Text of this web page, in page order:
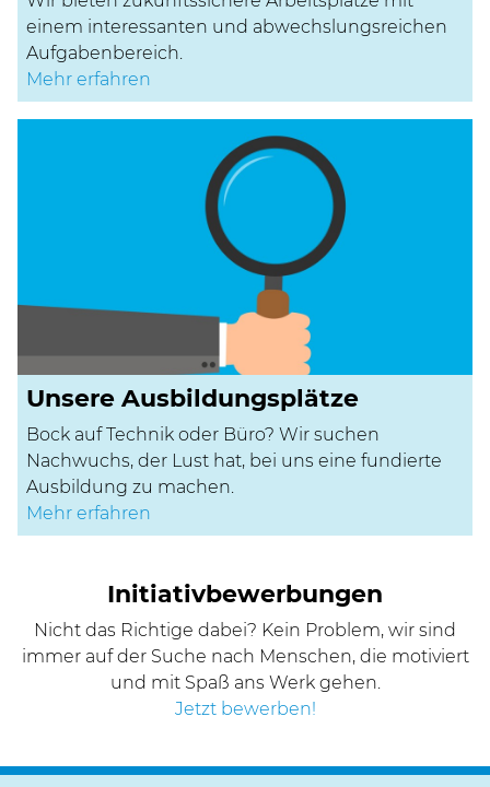
einem interessanten und abwechslungsreichen
Aufgabenbereich.
Mehr erfahren
Unsere Ausbildungsplätze
Bock auf Technik oder Büro? Wir suchen
Nachwuchs, der Lust hat, bei uns eine fundierte
Ausbildung zu machen.
Mehr erfahren
Initiativbewerbungen
Nicht das Richtige dabei? Kein Problem, wir sind
immer auf der Suche nach Menschen, die motiviert
und mit Spaß ans Werk gehen.
Jetzt bewerben!